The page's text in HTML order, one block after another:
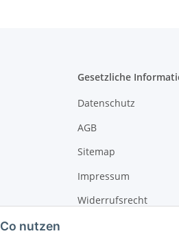
nutzen
Gesetzliche
Datenschutz
AGB
Sitemap
Impressum
Widerrufsrecht